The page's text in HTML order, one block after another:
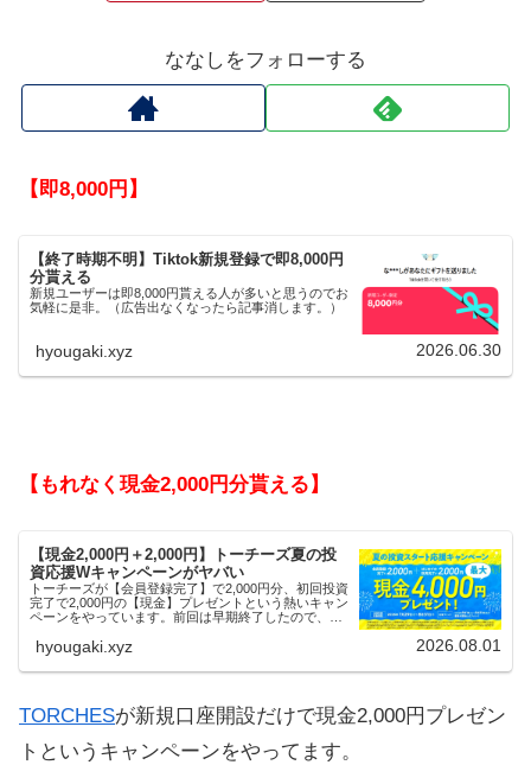
ななしをフォローする
【即8,000円】
【終了時期不明】Tiktok新規登録で即8,000円
分貰える
新規ユーザーは即8,000円貰える人が多いと思うのでお
気軽に是非。（広告出なくなったら記事消します。）
hyougaki.xyz 2026.06.30
【もれなく現金2,000円分貰える】
【現金2,000円＋2,000円】トーチーズ夏の投
資応援Wキャンペーンがヤバい
トーチーズが【会員登録完了】で2,000円分、初回投資
完了で2,000円の【現金】プレゼントという熱いキャン
ペーンをやっています。前回は早期終了したので、使
hyougaki.xyz 2026.08.01
TORCHESが新規口座開設だけで現金2,000円プレゼン
トというキャンペーンをやってます。